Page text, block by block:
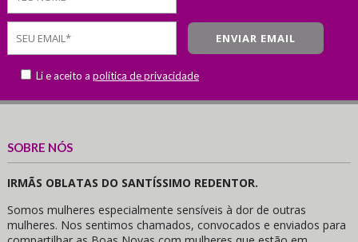
Li e aceito a política de privacidade
SOBRE NÓS
IRMÃS OBLATAS DO SANTÍSSIMO REDENTOR.
Somos mulheres especialmente sensíveis à dor de outras
mulheres. Nos sentimos chamados, convocados e enviados para